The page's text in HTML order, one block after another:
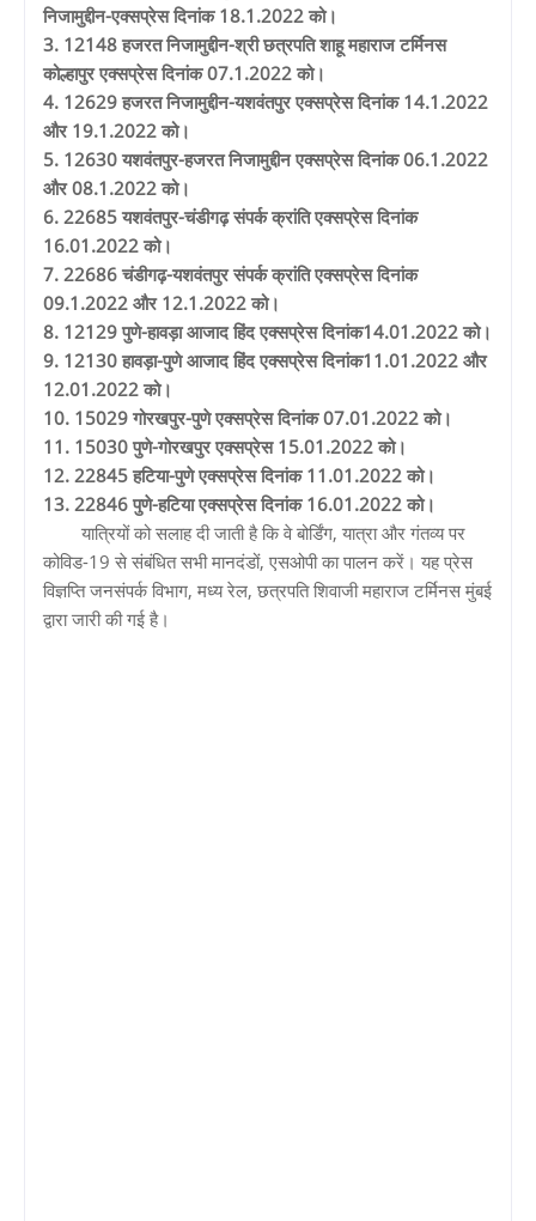
निजामुद्दीन-एक्सप्रेस दिनांक 18.1.2022 को।
3. 12148 हजरत निजामुद्दीन-श्री छत्रपति शाहू महाराज टर्मिनस
कोल्हापुर एक्सप्रेस दिनांक 07.1.2022 को।
4. 12629 हजरत निजामुद्दीन-यशवंतपुर एक्सप्रेस दिनांक 14.1.2022
और 19.1.2022 को।
5. 12630 यशवंतपुर-हजरत निजामुद्दीन एक्सप्रेस दिनांक 06.1.2022
और 08.1.2022 को।
6. 22685 यशवंतपुर-चंडीगढ़ संपर्क क्रांति एक्सप्रेस दिनांक
16.01.2022 को।
7. 22686 चंडीगढ़-यशवंतपुर संपर्क क्रांति एक्सप्रेस दिनांक
09.1.2022 और 12.1.2022 को।
8. 12129 पुणे-हावड़ा आजाद हिंद एक्सप्रेस दिनांक14.01.2022 को।
9. 12130 हावड़ा-पुणे आजाद हिंद एक्सप्रेस दिनांक11.01.2022 और
12.01.2022 को।
10. 15029 गोरखपुर-पुणे एक्सप्रेस दिनांक 07.01.2022 को।
11. 15030 पुणे-गोरखपुर एक्सप्रेस 15.01.2022 को।
12. 22845 हटिया-पुणे एक्सप्रेस दिनांक 11.01.2022 को।
13. 22846 पुणे-हटिया एक्सप्रेस दिनांक 16.01.2022 को।
यात्रियों को सलाह दी जाती है कि वे बोर्डिंग, यात्रा और गंतव्य पर
कोविड-19 से संबंधित सभी मानदंडों, एसओपी का पालन करें। यह प्रेस
विज्ञप्ति जनसंपर्क विभाग, मध्य रेल, छत्रपति शिवाजी महाराज टर्मिनस मुंबई
द्वारा जारी की गई है।